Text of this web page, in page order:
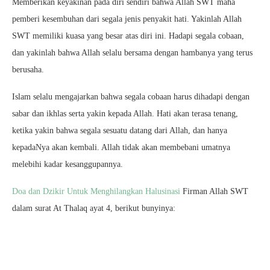
Memberikan keyakinan pada diri sendiri bahwa Allah SWT maha
pemberi kesembuhan dari segala jenis penyakit hati. Yakinlah Allah
SWT memiliki kuasa yang besar atas diri ini. Hadapi segala cobaan,
dan yakinlah bahwa Allah selalu bersama dengan hambanya yang terus
berusaha.
Islam selalu mengajarkan bahwa segala cobaan harus dihadapi dengan
sabar dan ikhlas serta yakin kepada Allah. Hati akan terasa tenang,
ketika yakin bahwa segala sesuatu datang dari Allah, dan hanya
kepadaNya akan kembali. Allah tidak akan membebani umatnya
melebihi kadar kesanggupannya.
Doa dan Dzikir Untuk Menghilangkan Halusinasi Firman Allah SWT
dalam surat At Thalaq ayat 4, berikut bunyinya: